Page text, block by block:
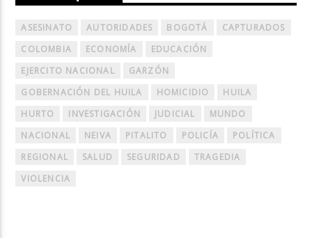
ASESINATO AUTORIDADES BOGOTÁ
CAPTURADOS
COLOMBIA
ECONOMÍA
EDUCACIÓN
EJERCITO NACIONAL
GARZÓN
GOBERNACIÓN DEL HUILA
HOMICIDIO
HUILA
HURTO
INVESTIGACIÓN JUDICIAL
MUNDO
NACIONAL
NEIVA PITALITO POLICÍA
POLÍTICA
REGIONAL
SALUD SEGURIDAD
TRAGEDIA
VIOLENCIA